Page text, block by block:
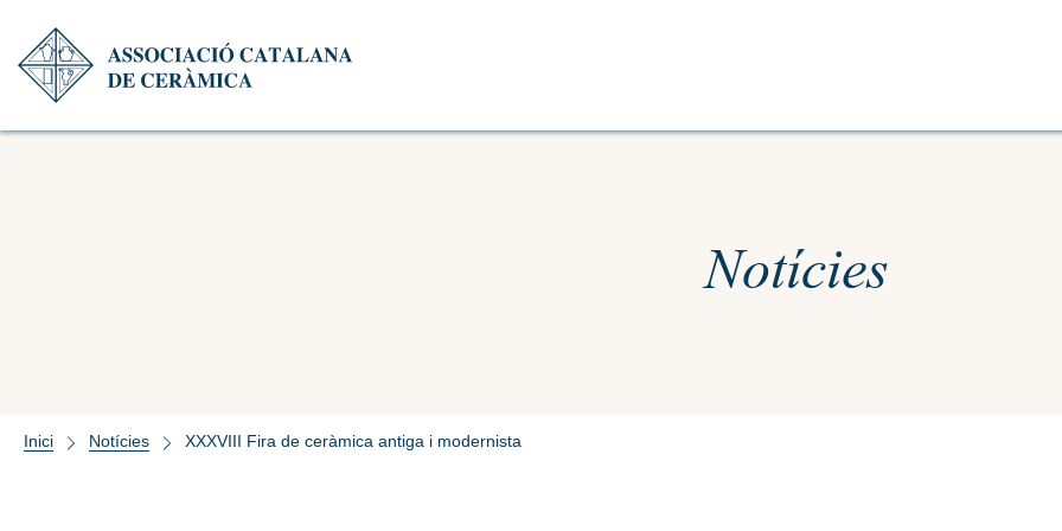
Notícies
Inici Notícies XXXVIII Fira de ceràmica antiga i modernista